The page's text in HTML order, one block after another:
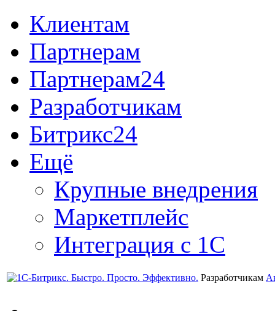
Клиентам
Партнерам
Партнерам24
Разработчикам
Битрикс24
Ещё
Крупные внедрения
Маркетплейс
Интеграция с 1С
Разработчикам